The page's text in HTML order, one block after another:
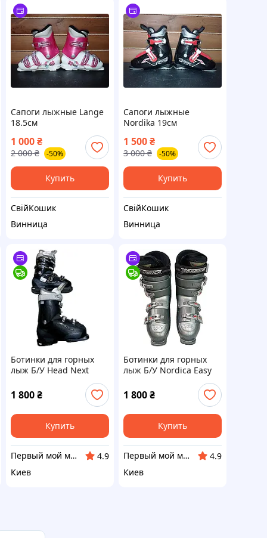
Сапоги лыжные Lange
18.5см
1 000₴
2 000 ₴ -50%
Купить
СвійКошик
Винница
Сапоги лыжные
Nordika 19см
1 500₴
3 000 ₴ -50%
Купить
СвійКошик
Винница
Ботинки для горных
лыж Б/У Head Next
Edge 70 MYA Women's
Ski Boots
1 800₴
Купить
Первый мой маркет
4.9
Киев
Ботинки для горных
лыж Б/У Nordica Easy
1 800₴
Купить
Первый мой маркет
4.9
Киев